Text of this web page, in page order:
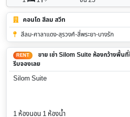
คอนโด สีลม สวีท
สีลม-ศาลาแดง-สุรวงศ์-สี่พระยา-บางรัก
RENT
ขาย เช่า Silom Suite ห้องกว้างพื้นที่
รีบจองเลย
Silom Suite
1 ห้องนอน 1 ห้องน้ำ